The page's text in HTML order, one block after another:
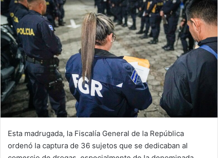
Esta madrugada, la Fiscalía General de la República
ordenó la captura de 36 sujetos que se dedicaban al